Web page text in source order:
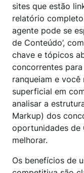
sites que estão
relatório
agente pode se
de Conteúdo’,
chave e tópicos
concorrentes
ranqueiam e
superficial em
analisar a
Markup) dos
oportunidades de
melhorar.
Os benefícios de